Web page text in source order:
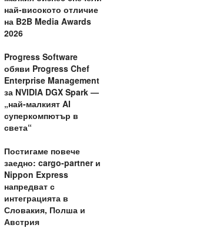
най-високото отличие
на B2B Media Awards
2026
Progress Software
обяви Progress Chef
Enterprise Management
за NVIDIA DGX Spark —
„най-малкият AI
суперкомпютър в
света“
Постигаме повече
заедно: cargo-partner и
Nippon Express
напредват с
интеграцията в
Словакия, Полша и
Австрия